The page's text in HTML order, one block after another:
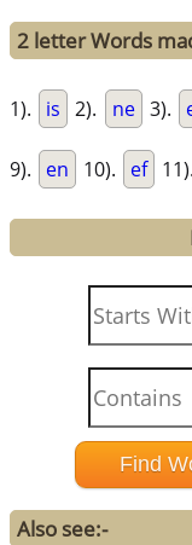
2 letter Words
1). is 2). ne 3).
9). en 10). ef 11).
Also see:-